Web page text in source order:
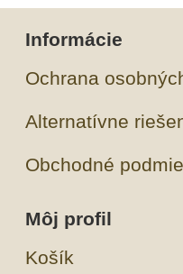
Informácie
Ochrana
Alternatívne
Obchodné
Môj profil
Košík